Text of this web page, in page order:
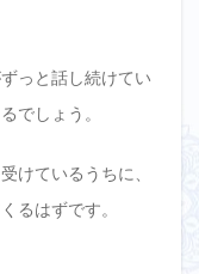
っと話し続けてい
でしょう。
けているうちに、
るはずです。